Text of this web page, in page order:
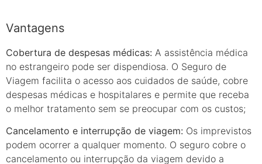
Vantagens
Cobertura de despesas médicas: A assistência médica
no estrangeiro pode ser dispendiosa. O Seguro de
Viagem facilita o acesso aos cuidados de saúde, cobre
despesas médicas e hospitalares e permite que receba
o melhor tratamento sem se preocupar com os custos;
Cancelamento e interrupção de viagem: Os imprevistos
podem ocorrer a qualquer momento. O seguro cobre o
cancelamento ou interrupção da viagem devido a